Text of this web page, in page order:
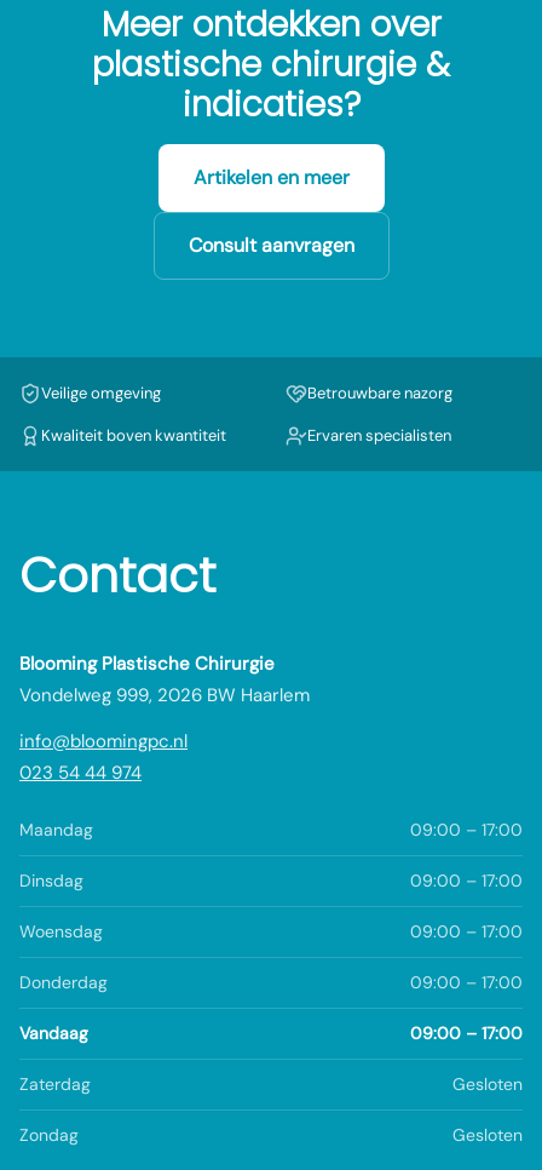
Meer ontdekken over
plastische chirurgie &
indicaties?
Artikelen en meer
Consult aanvragen
Veilige omgeving Betrouwbare nazorg
Kwaliteit boven kwantiteit Ervaren specialisten
Contact
Blooming Plastische Chirurgie
Vondelweg 999, 2026 BW Haarlem
info@bloomingpc.nl
023 54 44 974
Maandag 09:00 – 17:00
Dinsdag 09:00 – 17:00
Woensdag 09:00 – 17:00
Donderdag 09:00 – 17:00
Vandaag 09:00 – 17:00
Zaterdag Gesloten
Zondag Gesloten